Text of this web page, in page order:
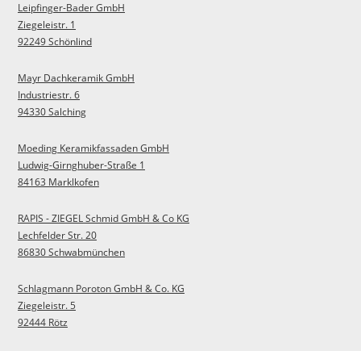
Leipfinger-Bader GmbH
Ziegeleistr. 1
92249 Schönlind
Mayr Dachkeramik GmbH
Industriestr. 6
94330 Salching
Moeding Keramikfassaden GmbH
Ludwig-Girnghuber-Straße 1
84163 Marklkofen
RAPIS - ZIEGEL Schmid GmbH & Co KG
Lechfelder Str. 20
86830 Schwabmünchen
Schlagmann Poroton GmbH & Co. KG
Ziegeleistr. 5
92444 Rötz